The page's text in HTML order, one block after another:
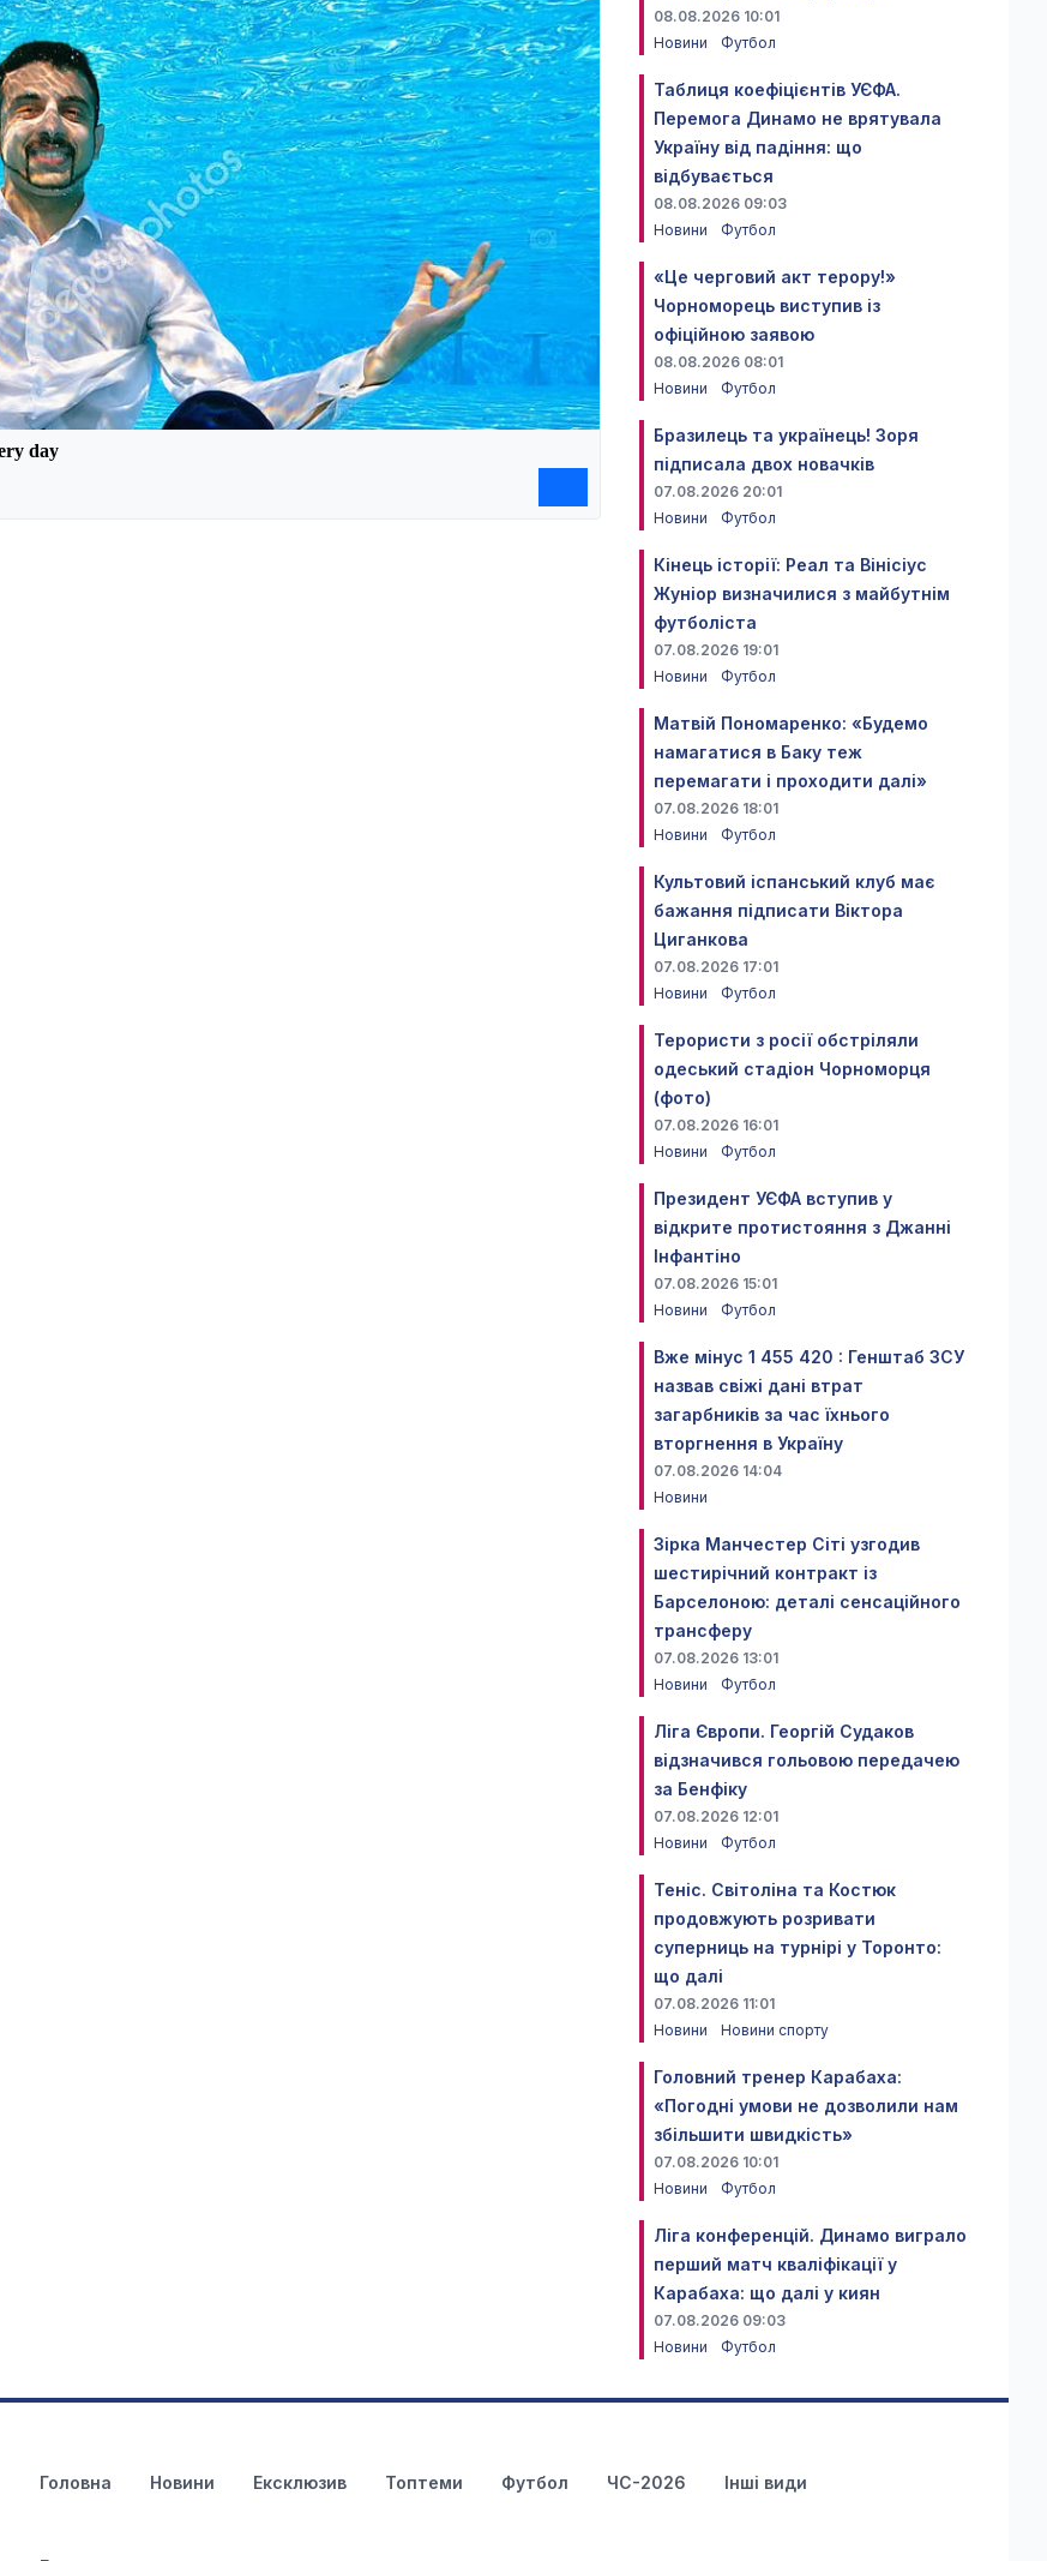
08.08.2026 10:01
Новини
Футбол
Таблиця коефіцієнтів УЄФА.
Перемога Динамо не врятувала
Україну від падіння: що
відбувається
08.08.2026 09:03
Новини
Футбол
«Це черговий акт терору!»
Чорноморець виступив із
офіційною заявою
08.08.2026 08:01
Новини
Футбол
Бразилець та українець! Зоря
підписала двох новачків
07.08.2026 20:01
Новини
Футбол
Кінець історії: Реал та Вінісіус
Жуніор визначилися з майбутнім
футболіста
07.08.2026 19:01
Новини
Футбол
Матвій Пономаренко: «Будемо
намагатися в Баку теж
перемагати і проходити далі»
07.08.2026 18:01
Новини
Футбол
Культовий іспанський клуб має
бажання підписати Віктора
Циганкова
07.08.2026 17:01
Новини
Футбол
Терористи з росії обстріляли
одеський стадіон Чорноморця
(фото)
07.08.2026 16:01
Новини
Футбол
Президент УЄФА вступив у
відкрите протистояння з Джанні
Інфантіно
07.08.2026 15:01
Новини
Футбол
Вже мінус 1 455 420 : Генштаб ЗСУ
назвав свіжі дані втрат
загарбників за час їхнього
вторгнення в Україну
07.08.2026 14:04
Новини
Зірка Манчестер Сіті узгодив
шестирічний контракт із
Барселоною: деталі сенсаційного
трансферу
07.08.2026 13:01
Новини
Футбол
Ліга Європи. Георгій Судаков
відзначився гольовою передачею
за Бенфіку
07.08.2026 12:01
Новини
Футбол
Теніс. Світоліна та Костюк
продовжують розривати
суперниць на турнірі у Торонто:
що далі
07.08.2026 11:01
Новини
Новини спорту
Головний тренер Карабаха:
«Погодні умови не дозволили нам
збільшити швидкість»
07.08.2026 10:01
Новини
Футбол
Ліга конференцій. Динамо виграло
перший матч кваліфікації у
Карабаха: що далі у киян
07.08.2026 09:03
Новини
Футбол
Головна Новини Ексклюзив Топтеми Футбол ЧС-2026 Інші види